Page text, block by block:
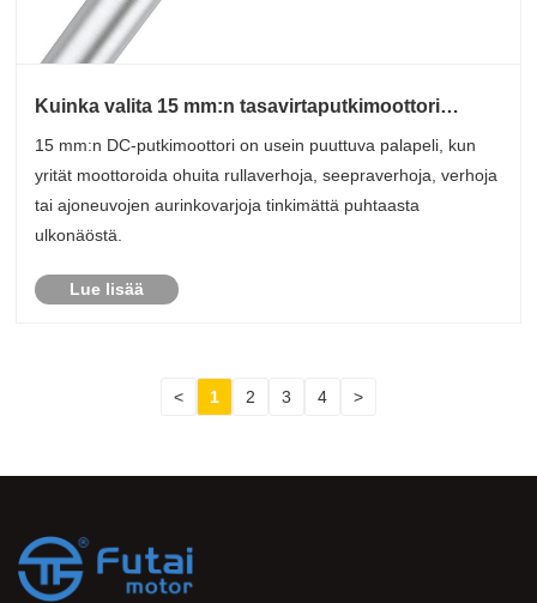
Kuinka valita 15 mm:n tasavirtaputkimoottori
15 mm:n DC-putkimoottori on usein puuttuva palapeli, kun
yrität moottoroida ohuita rullaverhoja, seepraverhoja, verhoja
tai ajoneuvojen aurinkovarjoja tinkimättä puhtaasta
ulkonäöstä.
Lue lisää
< 1 2 3 4 >